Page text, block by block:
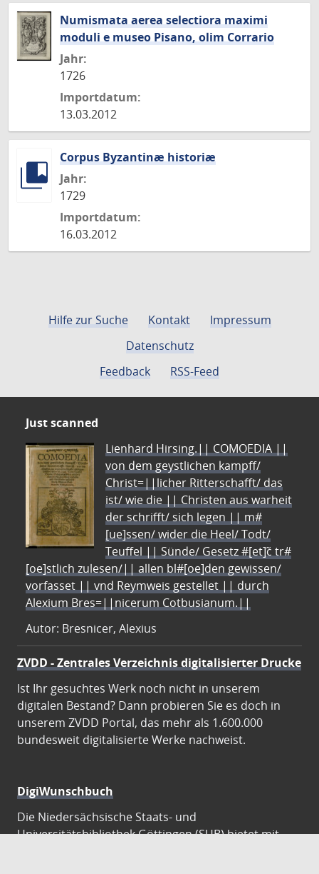
Numismata aerea selectiora maximi
moduli e museo Pisano, olim Corrario
Jahr:
1726
Importdatum:
13.03.2012
Corpus Byzantinæ historiæ
Jahr:
1729
Importdatum:
16.03.2012
Hilfe zur Suche Kontakt
Impressum
Datenschutz
Feedback
RSS-Feed
Just scanned
Lienhard Hirsing.|| COMOEDIA ||
von dem geystlichen kampff/
Christ=||licher Ritterschafft/ das
ist/ wie die || Christen aus warheit
der schrifft/ sich legen || m#
[ue]ssen/ wider die Heel/ Todt/
Teuffel || Sünde/ Gesetz #[et]c̃ tr#
[oe]stlich zulesen/|| allen bl#[oe]den gewissen/
vorfasset || vnd Reymweis gestellet || durch
Alexium Bres=||nicerum Cotbusianum.||
Autor: Bresnicer, Alexius
ZVDD - Zentrales Verzeichnis digitalisierter Drucke
Ist Ihr gesuchtes Werk noch nicht in unserem
digitalen Bestand? Dann probieren Sie es doch in
unserem ZVDD Portal, das mehr als 1.600.000
bundesweit digitalisierte Werke nachweist.
DigiWunschbuch
Die Niedersächsische Staats- und
Universitätsbibliothek Göttingen (SUB) bietet mit